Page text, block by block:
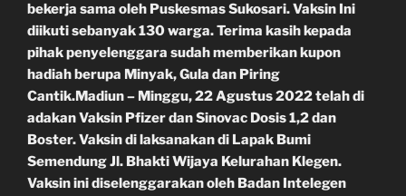
bekerja sama oleh Puskesmas Sukosari. Vaksin Ini
diikuti sebanyak 130 warga. Terima kasih kepada
pihak penyelenggara sudah memberikan kupon
hadiah berupa Minyak, Gula dan Piring
Cantik.Madiun – Minggu, 22 Agustus 2022 telah di
adakan Vaksin Pfizer dan Sinovac Dosis 1,2 dan
Boster. Vaksin di laksanakan di Lapak Bumi
Semendung Jl. Bhakti Wijaya Kelurahan Klegen.
Vaksin ini diselenggarakan oleh Badan Intelegen